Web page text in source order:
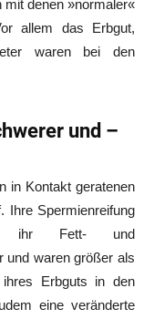
denen »normaler«
allem das Erbgut,
waren bei den
und –
in Kontakt geratenen
Ihre Spermienreifung
ihr Fett- und
und waren größer als
ihres Erbguts in den
eine veränderte